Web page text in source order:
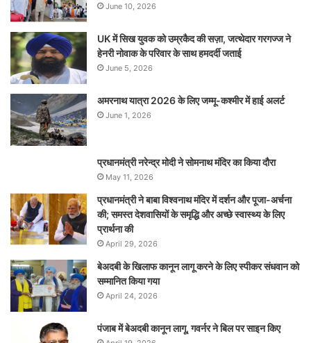
June 10, 2026
UK में सिख युवक को उम्रकैद की सज़ा, जत्थेदार गरगज्ज ने
हेनरी नोवाक के परिवार के साथ हमदर्दी जताई
June 5, 2026
अमरनाथ यात्रा 2026 के लिए जम्मू-कश्मीर में हाई अलर्ट
June 1, 2026
प्रधानमंत्री नरेन्‍द्र मोदी ने सोमनाथ मंदिर का किया दौरा
May 11, 2026
प्रधानमंत्री ने बाबा विश्वनाथ मंदिर में दर्शन और पूजा-अर्चना
की; समस्‍त देशवासियों के समृद्धि और अच्छे स्वास्थ्य के लिए
प्रार्थना की
April 29, 2026
बेअदबी के खिलाफ कानून लागू करने के लिए स्पीकर संधवान को
सम्मानित किया गया
April 24, 2026
पंजाब में बेअदबी कानून लागू, गवर्नर ने बिल पर साइन किए